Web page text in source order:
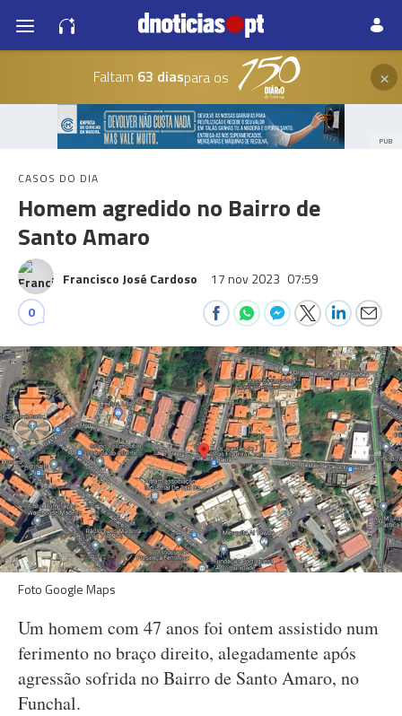
Faltam 63 diaspara os ×
PUB
CASOS DO DIA
Homem agredido no Bairro de
Santo Amaro
Francisco José Cardoso 17 nov 2023 07:59
0
Foto Google Maps
Um homem com 47 anos foi ontem assistido num
ferimento no braço direito, alegadamente após
agressão sofrida no Bairro de Santo Amaro, no
Funchal.